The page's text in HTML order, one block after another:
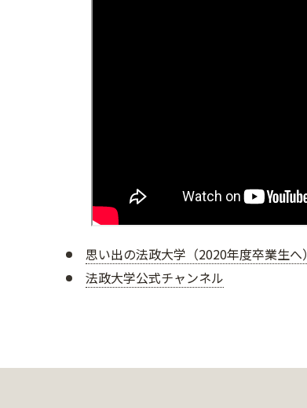
思い出の法政大学（2020年度卒業生へ）
法政大学公式チャンネル